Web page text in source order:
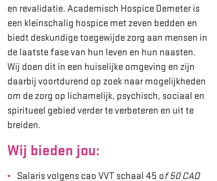
en revalidatie. Academisch Hospice Demeter is
een kleinschalig hospice met zeven bedden en
biedt deskundige toegewijde zorg aan mensen in
de laatste fase van hun leven en hun naasten.
Wij doen dit in een huiselijke omgeving en zijn
daarbij voortdurend op zoek naar mogelijkheden
om de zorg op lichamelijk, psychisch, sociaal en
spiritueel gebied verder te verbeteren en uit te
breiden.
Wij bieden jou:
Salaris volgens cao VVT schaal 45 of 50 CAO